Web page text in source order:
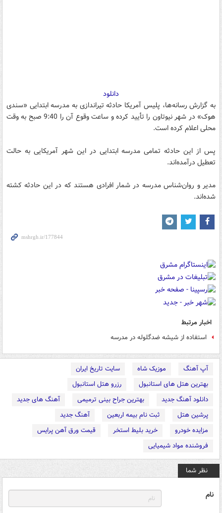
دانلود
به گزارش رسانه‌ها، پلیس آمریکا حادثه تیراندازی به مدرسه ابتدایی «سندی
هوک» در شهر نیوتاون را تأیید کرده و ساعت وقوع آن را 9:40 صبح به وقت
محلی اعلام کرده است.
پس از این حادثه تمامی مدرسه ابتدایی در این شهر آمریکایی به حالت
تعطیل درآمده‌اند.
مدیر و روان‌شناس مدرسه در شمار افرادی هستند که در این حادثه کشته
شده‌‌اند.
اخبار مرتبط
استفاده از شیشه ضدگلوله در مدرسه
آپ آهنگ موزیک شاه
سایت تاریخ ایران
بهترین هتل های استانبول
رزرو هتل استانبول
دانلود آهنگ جدید
بهترین جراح بینی ترمیمی
آهنگ های جدید
پرشین هتل
ثبت نام بیمه اربعین
آهنگ جدید
مزایده خودرو
خرید بلیط استخر
قیمت ورق آهن پرایس
فروشنده مواد شیمیایی
نظر شما
نام